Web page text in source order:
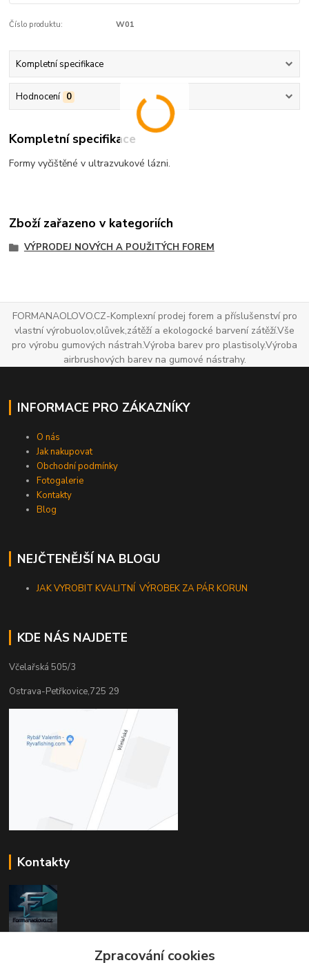
Číslo produktu: W01
Kompletní specifikace
Hodnocení 0
Kompletní specifikace
Formy vyčištěné v ultrazvukové lázni.
Zboží zařazeno v kategoriích
VÝPRODEJ NOVÝCH A POUŽITÝCH FOREM
FORMANAOLOVO.CZ-Komplexní prodej forem a příslušenství pro
vlastní výrobuolov,olůvek,zátěží a ekologocké barvení zátěží.Vše
pro výrobu gumových nástrah.Výroba barev pro plastisoly.Výroba
airbrushových barev na gumové nástrahy.
INFORMACE PRO ZÁKAZNÍKY
O nás
Jak nakupovat
Obchodní podmínky
Fotogalerie
Kontakty
Blog
NEJČTENĚJŠÍ NA BLOGU
JAK VYROBIT KVALITNÍ VÝROBEK ZA PÁR KORUN
KDE NÁS NAJDETE
Včelařská 505/3
Ostrava-Petřkovice,725 29
Kontakty
FORMANAOLOVO.CZZpracování cookies